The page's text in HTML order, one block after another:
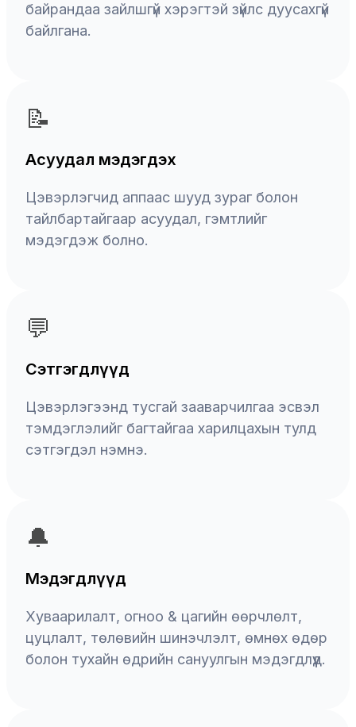
байрандаа зайлшгүй хэрэгтэй зүйлс дуусахгүй
байлгана.
📝
Асуудал мэдэгдэх
Цэвэрлэгчид аппаас шууд зураг болон
тайлбартайгаар асуудал, гэмтлийг
мэдэгдэж болно.
💬
Сэтгэгдлүүд
Цэвэрлэгээнд тусгай зааварчилгаа эсвэл
тэмдэглэлийг багтайгаа харилцахын тулд
сэтгэгдэл нэмнэ.
🔔
Мэдэгдлүүд
Хуваарилалт, огноо & цагийн өөрчлөлт,
цуцлалт, төлөвийн шинэчлэлт, өмнөх өдөр
болон тухайн өдрийн сануулгын мэдэгдлүүд.